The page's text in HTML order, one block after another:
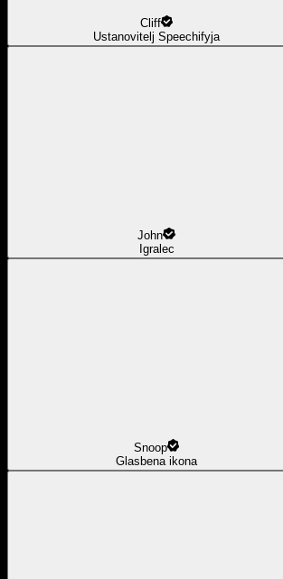
Cliff
Ustanovitelj Speechifyja
John
Igralec
Snoop
Glasbena ikona